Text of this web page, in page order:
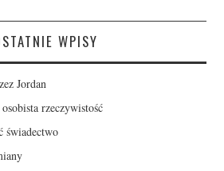
WPISY
Jordan
rzeczywistość
świadectwo